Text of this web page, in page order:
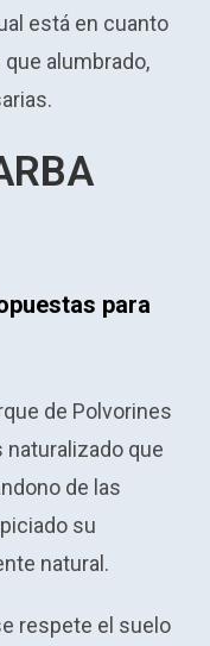
está en cuanto
alumbrado,
para
de Polvorines
naturalizado que
de las
su
natural.
respete el suelo